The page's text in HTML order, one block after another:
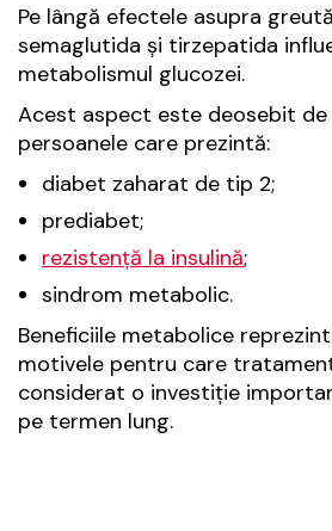
Pe lângă efectele asupra
semaglutida și tirzepatida
metabolismul glucozei.
Acest aspect este deosebit
persoanele care prezintă:
diabet zaharat de tip 2;
prediabet;
rezistență la insulină;
sindrom metabolic.
Beneficiile metabolice
motivele pentru care
considerat o investiție
pe termen lung.